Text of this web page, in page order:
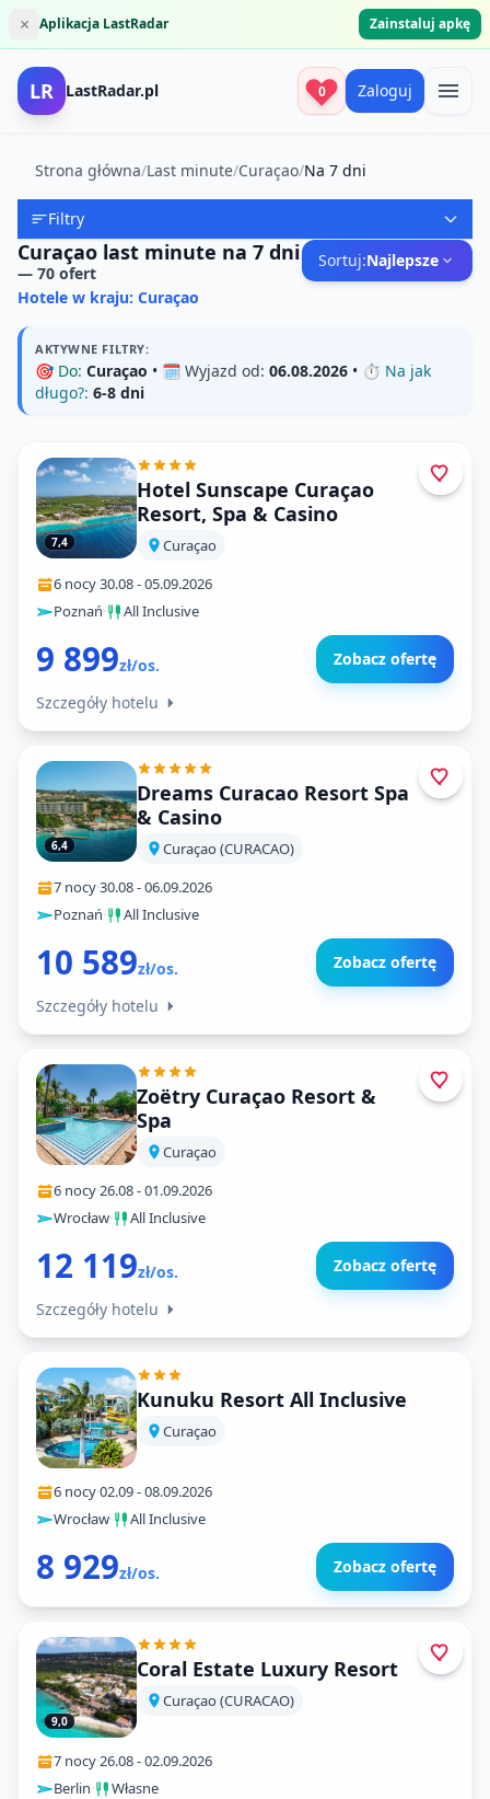
× Aplikacja LastRadar Zainstaluj apkę
LR LastRadar.pl 0 Zaloguj
Strona główna/Last minute/Curaçao/Na 7 dni
Filtry
Curaçao last minute na 7 dni
— 70 ofert
Sortuj:Najlepsze
Hotele w kraju: Curaçao
AKTYWNE FILTRY:
🎯 Do: Curaçao • 🗓️ Wyjazd od: 06.08.2026 • ⏱️ Na jak
długo?: 6-8 dni
7,4
Hotel Sunscape Curaçao
Resort, Spa & Casino
Curaçao
6 nocy·30.08-05.09.2026
Poznań· All Inclusive
9 899zł/os. Zobacz ofertę
Szczegóły hotelu
6,4
Dreams Curacao Resort Spa
& Casino
Curaçao (CURACAO)
7 nocy·30.08-06.09.2026
Poznań· All Inclusive
10 589zł/os. Zobacz ofertę
Szczegóły hotelu
Zoëtry Curaçao Resort &
Spa
Curaçao
6 nocy·26.08-01.09.2026
Wrocław· All Inclusive
12 119zł/os. Zobacz ofertę
Szczegóły hotelu
Kunuku Resort All Inclusive
Curaçao
6 nocy·02.09-08.09.2026
Wrocław· All Inclusive
8 929zł/os. Zobacz ofertę
9,0
Coral Estate Luxury Resort
Curaçao (CURACAO)
7 nocy·26.08-02.09.2026
Berlin· Własne